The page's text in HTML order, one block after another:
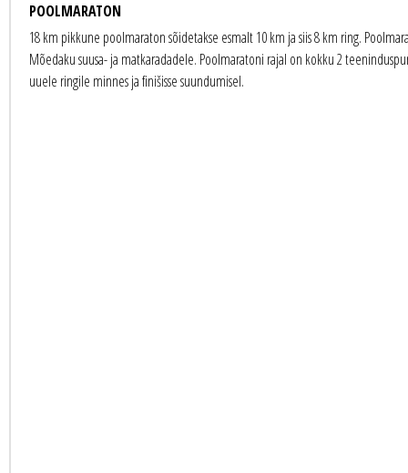
POOLMARATON
18 km pikkune poolmaraton sõidetakse esmalt 10 km ja siis 8 km ring.
Mõedaku suusa- ja matkaradadele. Poolmaratoni rajal on kokku 2
uuele ringile minnes ja finišisse suundumisel.